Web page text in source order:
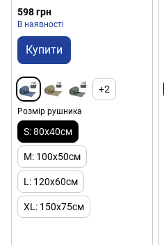
598 грн
В наявності
Купити
+2
Розмір рушника
S: 80x40см
M: 100x50см
L: 120x60см
XL: 150x75см